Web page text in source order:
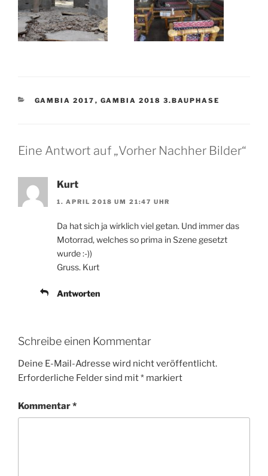
KATEGORIEN
GAMBIA 2017 , GAMBIA 2018 3.BAUPHASE
Eine Antwort auf „Vorher Nachher Bilder“
Kurt
1. APRIL 2018 UM 21:47 UHR
Da hat sich ja wirklich viel getan. Und immer das
Motorrad, welches so prima in Szene gesetzt
wurde :-))
Gruss. Kurt
Antworten
Schreibe einen Kommentar
Deine E-Mail-Adresse wird nicht veröffentlicht.
Erforderliche Felder sind mit* markiert
Kommentar*